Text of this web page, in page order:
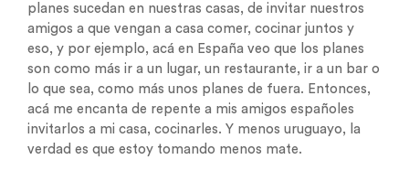
planes sucedan en nuestras casas, de invitar nuestros
amigos a que vengan a casa comer, cocinar juntos y
eso, y por ejemplo, acá en España veo que los planes
son como más ir a un lugar, un restaurante, ir a un bar o
lo que sea, como más unos planes de fuera. Entonces,
acá me encanta de repente a mis amigos españoles
invitarlos a mi casa, cocinarles. Y menos uruguayo, la
verdad es que estoy tomando menos mate.